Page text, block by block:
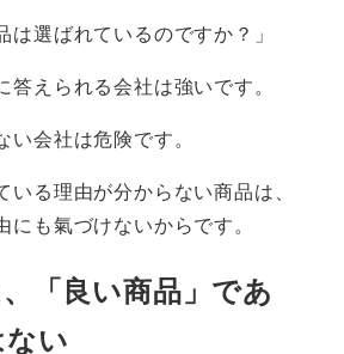
は選ばれているのですか？」
答えられる会社は強いです。
い会社は危険です。
いる理由が分からない商品は、
にも氣づけないからです。
「良い商品」であ
い